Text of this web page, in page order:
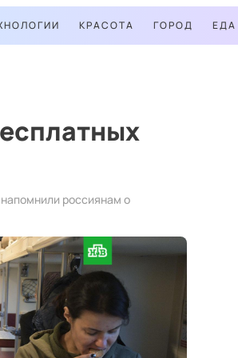
КРАСОТА ГОРОД ЕДА
россиянам о